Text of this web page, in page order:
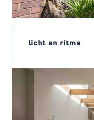
licht en ritme